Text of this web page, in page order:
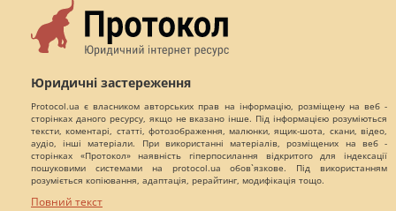
Юридичні застереження
Protocol.ua є власником авторських прав на інформацію, розміщену на веб -
сторінках даного ресурсу, якщо не вказано інше. Під інформацією розуміються
тексти, коментарі, статті, фотозображення, малюнки, ящик-шота, скани, відео,
аудіо, інші матеріали. При використанні матеріалів, розміщених на веб -
сторінках «Протокол» наявність гіперпосилання відкритого для індексації
пошуковими системами на protocol.ua обов`язкове. Під використанням
розуміється копіювання, адаптація, рерайтинг, модифікація тощо.
Повний текст